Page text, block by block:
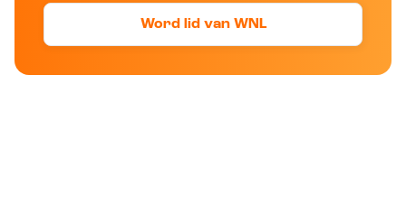
Word lid van WNL